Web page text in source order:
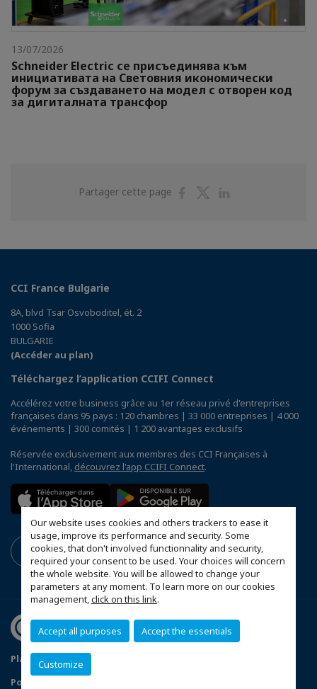
Our website uses cookies and others trackers to ease it
usage, improve its performance and security. Some
cookies, that don't involved functionnality and security,
required your consent to be used. Your choices will concern
the whole website. You will be allowed to change your
parameters at any moment. To learn more on our cookies
management,click on this link.
Accept all purposes Accept the essentials
Customize
13/07/2026
Schneider Electric се присъединява към
инициативата на Световния икономически
форум за създаването на модел с отворен код
за дигиталната трансфор
Partager cette page
PartagerPartager
CCI France Bulgarie
8A, blvd Tsar Osvoboditel, ét. 2
1000 Sofia
BULGARIE
(Accéder au plan)
Téléchargez l’application CCIFI Connect
Accélérez votre business grâce au 1er réseau privé d'entreprises
françaises dans 95 pays : 120 chambres | 33 000 entreprises | 4 000
événements | 300 comités | 1 200 avantages exclusifs
Réservée exclusivement aux membres des CCI Françaises à
l'International, découvrez l'app CCIFI Connect.
Plan du site
Mentions légales
Politique de confidentialité